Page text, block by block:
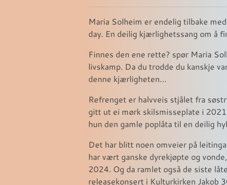
Maria Solheim er endelig tilbake
day. En deilig kjærlighetssang om å
Finnes den ene rette? spør Maria
livskamp. Da du trodde du kanskje
denne kjærligheten…
Refrenget er halvveis stjålet fra
gitt ut ei mørk skilsmisseplate i
hun den gamle poplåta til en deilig
Det har blitt noen omveier på
har vært ganske dyrekjøpte og
2024. Og da ramlet også de siste
releasekonsert i Kulturkirken Jakob